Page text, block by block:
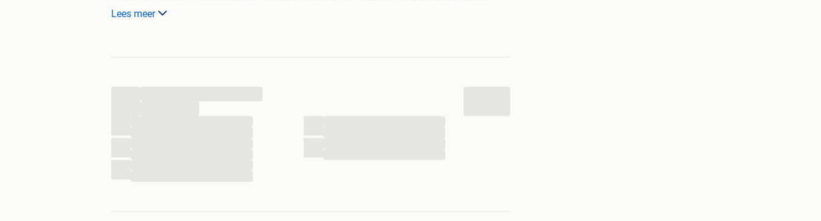
staal (RVS), wat destijds én nu de standaard is voor hygiëne en duurzaamheid.
Lees meer